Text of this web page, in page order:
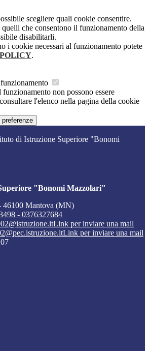
scegliere quali cookie consentire.
che consentono il funzionamento della
disabilitarli.
i cookie necessari al funzionamento potete
.
non possono essere
l'elenco nella pagina della cookie
di Istruzione Superiore "Bonomi
"Bonomi Mazzolari"
46100 Mantova (MN)
- 0376327684
Link per inviare una mail
Link per inviare una mail